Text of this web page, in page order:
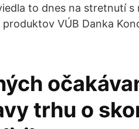
to dnes na stretnutí s
VÚB Danka
trhu o